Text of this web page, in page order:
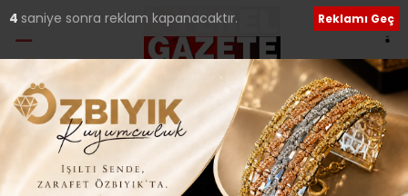
Etiket:Cihan Hançerlioğlu
4 saniye sonra reklam kapanacaktır. Reklamı Geç